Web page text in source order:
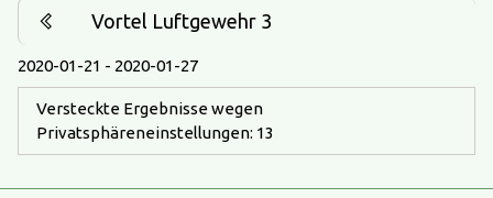
Vortel Luftgewehr 3
2020-01-21 - 2020-01-27
Versteckte Ergebnisse wegen
Privatsphäreneinstellungen: 13